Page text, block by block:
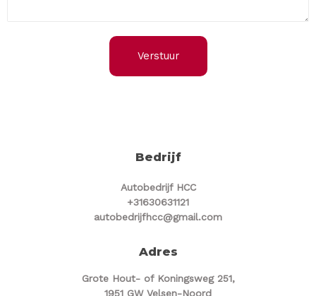
Verstuur
Bedrijf
Autobedrijf HCC
+31630631121
autobedrijfhcc@gmail.com
Adres
Grote Hout- of Koningsweg 251,
1951 GW Velsen-Noord